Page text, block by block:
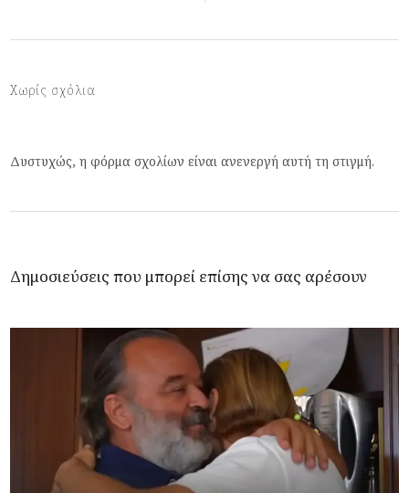
Χωρίς σχόλια
Δυστυχώς, η φόρμα σχολίων είναι ανενεργή αυτή τη στιγμή.
Δημοσιεύσεις που μπορεί επίσης να σας αρέσουν